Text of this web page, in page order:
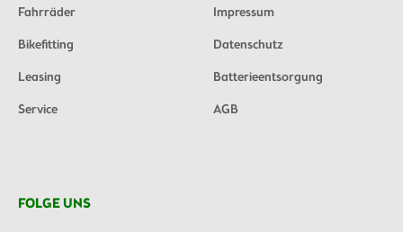
Fahrräder
Bikefitting
Leasing
Service
Impressum
Datenschutz
Batterieentsorgung
AGB
FOLGE UNS